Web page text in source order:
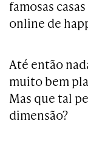
famosas
online de
Até então
muito bem
Mas que tal
dimensão?